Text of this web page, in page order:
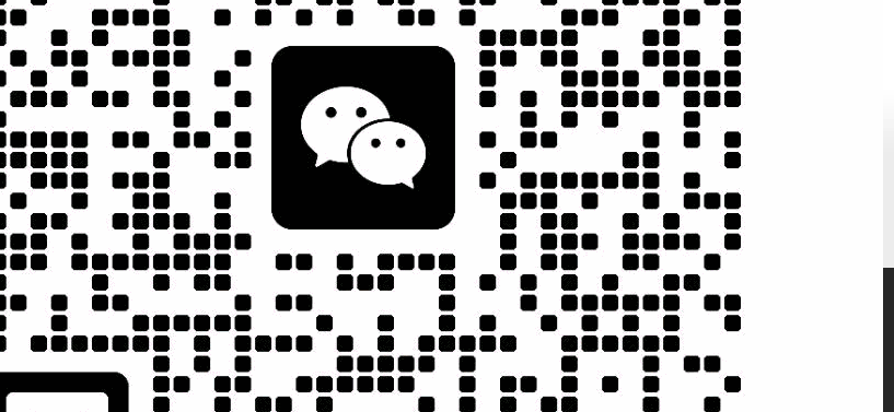
质量 服务 诚信
合作伙伴
百度推广合作
伙伴
营销型网站
建设领先者
例实施成果
网络营销与建
站技术并重
深圳网站建设 郑州网站优化 淘英网 营销型网站建设
0760-88888 789
189 3874 6486
关注我们
协城科技
微信二维码
微信扫一扫，知
晓电子商务动态